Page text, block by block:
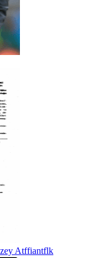
Atffiantflk